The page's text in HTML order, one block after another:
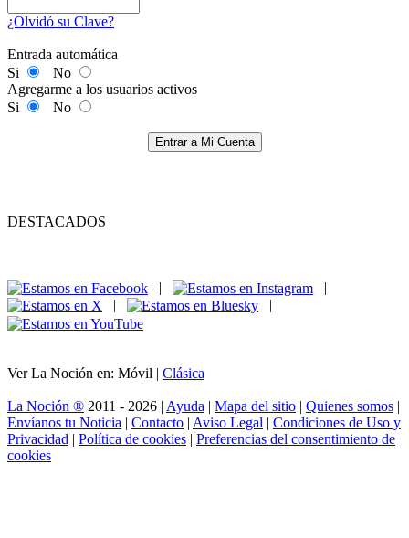
¿Olvidó su Clave?
Entrada automática
Si
No
Agregarme a los usuarios activos
Si
No
Entrar a Mi Cuenta
DESTACADOS
|
|
|
|
Ver La Noción en: Móvil | Clásica
La Noción ® 2011 - 2026 | Ayuda | Mapa del sitio | Quienes somos |
Envíanos tu Noticia | Contacto | Aviso Legal | Condiciones de Uso y
Privacidad | Política de cookies | Preferencias del consentimiento de
cookies